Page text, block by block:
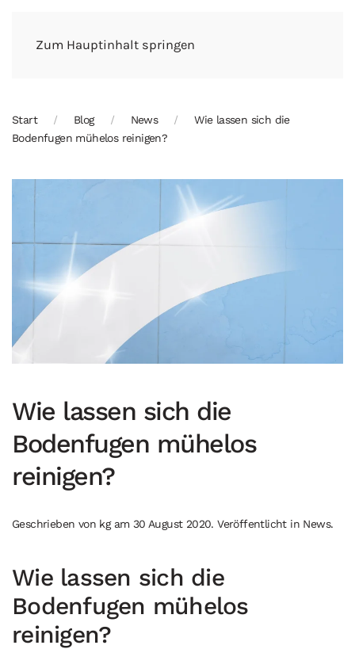
Zum Hauptinhalt springen
Start Blog News
Wie lassen sich die
Bodenfugen mühelos reinigen?
Wie lassen sich die
Bodenfugen mühelos
reinigen?
Geschrieben von kgam 30 August 2020. Veröffentlicht in News.
Wie lassen sich die
Bodenfugen mühelos
reinigen?